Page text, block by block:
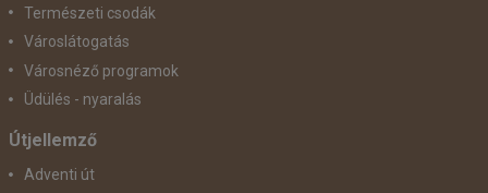
Természeti csodák
Városlátogatás
Városnéző programok
Üdülés - nyaralás
Útjellemző
Adventi út